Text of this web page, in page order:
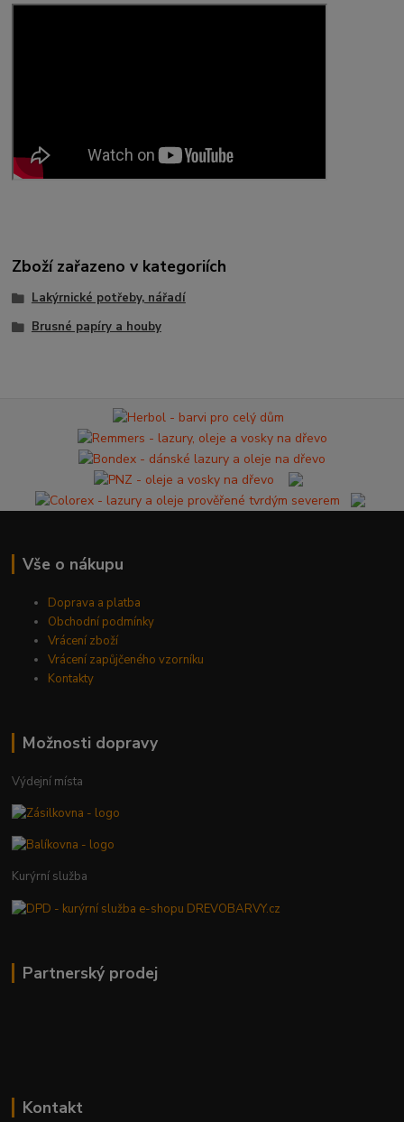
Zboží zařazeno v kategoriích
Lakýrnické potřeby, nářadí
Brusné papíry a houby
Vše o nákupu
Doprava a platba
Obchodní podmínky
Vrácení zboží
Vrácení zapůjčeného vzorníku
Kontakty
Možnosti dopravy
Výdejní místa
Kurýrní služba
Partnerský prodej
Kontakt